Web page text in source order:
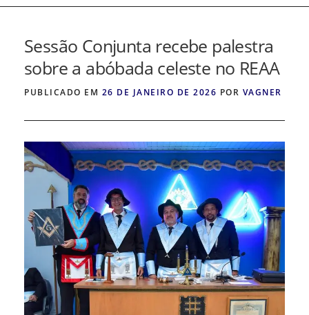
Sessão Conjunta recebe palestra
sobre a abóbada celeste no REAA
PUBLICADO EM 26 DE JANEIRO DE 2026 POR VAGNER